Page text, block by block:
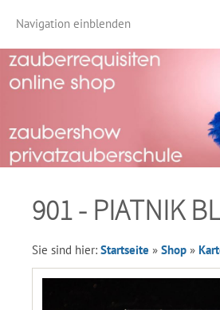
Navigation einblenden
901 - PIATNIK
Sie sind hier: Startseite » Shop »